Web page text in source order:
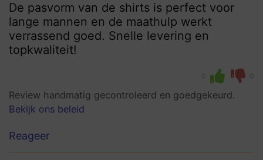
De pasvorm van de shirts is perfect voor
lange mannen en de maathulp werkt
verrassend goed. Snelle levering en
topkwaliteit!
0 0
Review handmatig gecontroleerd en goedgekeurd.
Bekijk ons beleid
Reageer